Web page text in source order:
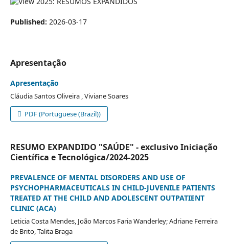
Published: 2026-03-17
Apresentação
Apresentação
Cláudia Santos Oliveira , Viviane Soares
PDF (Portuguese (Brazil))
RESUMO EXPANDIDO "SAÚDE" - exclusivo Iniciação
Científica e Tecnológica/2024-2025
PREVALENCE OF MENTAL DISORDERS AND USE OF
PSYCHOPHARMACEUTICALS IN CHILD-JUVENILE PATIENTS
TREATED AT THE CHILD AND ADOLESCENT OUTPATIENT
CLINIC (ACA)
Leticia Costa Mendes, João Marcos Faria Wanderley; Adriane Ferreira
de Brito, Talita Braga